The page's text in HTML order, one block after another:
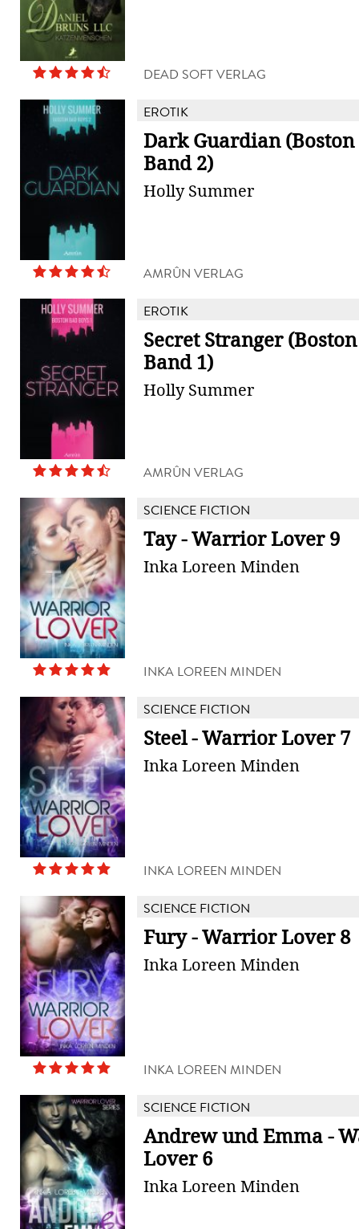
DEAD SOFT VERLAG
EROTIK
Dark Guardian (Boston
Band 2)
Holly Summer
AMRÛN VERLAG
EROTIK
Secret Stranger
Band 1)
Holly Summer
AMRÛN VERLAG
SCIENCE FICTION
Tay - Warrior Lover 9
Inka Loreen Minden
INKA LOREEN MINDEN
SCIENCE FICTION
Steel - Warrior Lover 7
Inka Loreen Minden
INKA LOREEN MINDEN
SCIENCE FICTION
Fury - Warrior Lover 8
Inka Loreen Minden
INKA LOREEN MINDEN
SCIENCE FICTION
Andrew und Emma -
Lover 6
Inka Loreen Minden